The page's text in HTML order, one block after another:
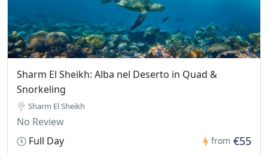
Sharm El Sheikh: Alba nel Deserto in Quad &
Snorkeling
Sharm El Sheikh
No Review
Full Day
from €55